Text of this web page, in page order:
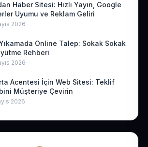
Haber Sitesi: Hızlı Yayın, Google
Uyumu ve Reklam Geliri
2026
Online Talep: Sokak Sokak
Rehberi
2026
Acentesi İçin Web Sitesi: Teklif
Müşteriye Çevirin
2026